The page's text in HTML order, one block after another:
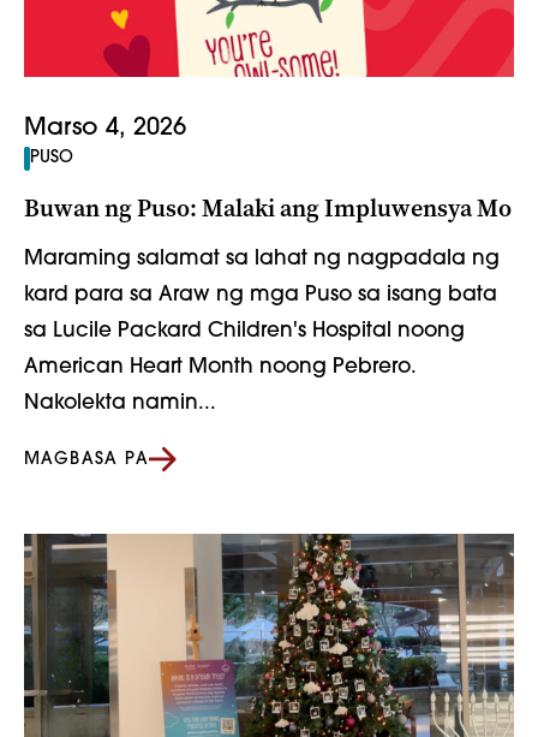
Marso 4, 2026
PUSO
Buwan ng Puso: Malaki ang Impluwensya Mo
Maraming salamat sa lahat ng nagpadala ng
kard para sa Araw ng mga Puso sa isang bata
sa Lucile Packard Children's Hospital noong
American Heart Month noong Pebrero.
Nakolekta namin...
MAGBASA PA